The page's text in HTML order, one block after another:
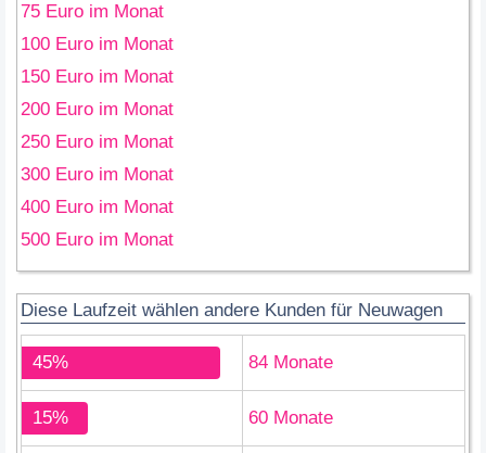
75 Euro im Monat
100 Euro im Monat
150 Euro im Monat
200 Euro im Monat
250 Euro im Monat
300 Euro im Monat
400 Euro im Monat
500 Euro im Monat
Diese Laufzeit wählen andere Kunden für Neuwagen
45% 84 Monate
15% 60 Monate